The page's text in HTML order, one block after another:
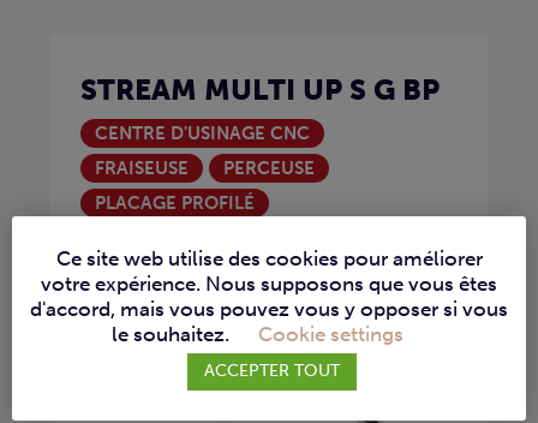
STREAM MULTI UP S G BP
CENTRE D'USINAGE CNC
FRAISEUSE
PERCEUSE
PLACAGE PROFILÉ
La Stream Multi Up S G BP est une...
Ce site web utilise des cookies pour améliorer
votre expérience. Nous supposons que vous êtes
d'accord, mais vous pouvez vous y opposer si vous
le souhaitez.
Cookie settings
ACCEPTER TOUT